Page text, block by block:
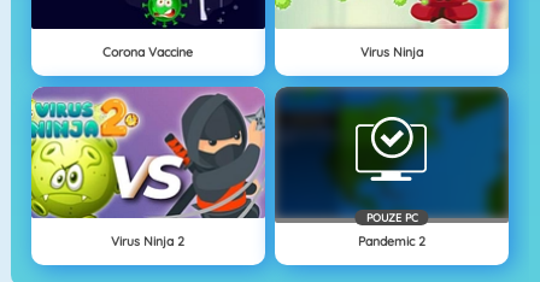
Corona Vaccine Virus Ninja
Virus Ninja 2
POUZE PC
Pandemic 2